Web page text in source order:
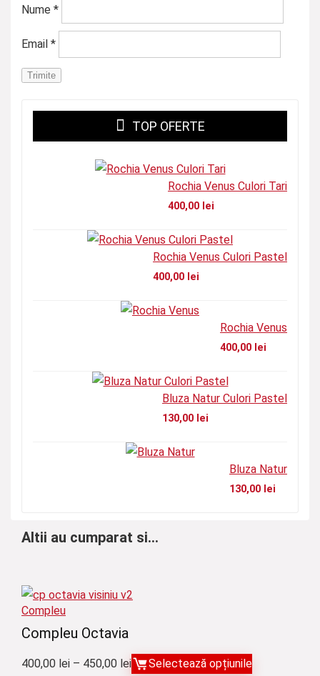
Nume *
Email *
TOP OFERTE
Rochia Venus Culori Tari
400,00 lei
Rochia Venus Culori Pastel
400,00 lei
Rochia Venus
400,00 lei
Bluza Natur Culori Pastel
130,00 lei
Bluza Natur
130,00 lei
Altii au cumparat si...
Compleu
Compleu Octavia
400,00 lei – 450,00 leiIntervalSelectează opțiunile